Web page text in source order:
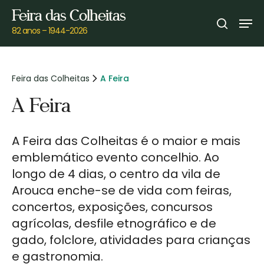
Skip
main
Feira das Colheitas
82 anos – 1944-2026 search
Feira das Colheitas A Feira
A Feira
A Feira das Colheitas é o maior e mais
emblemático evento concelhio. Ao
longo de 4 dias, o centro da vila de
Arouca enche-se de vida com feiras,
concertos, exposições, concursos
agrícolas, desfile etnográfico e de
gado, folclore, atividades para crianças
e gastronomia.